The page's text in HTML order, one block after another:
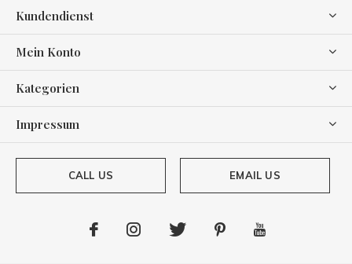
Kundendienst
Mein Konto
Kategorien
Impressum
CALL US EMAIL US